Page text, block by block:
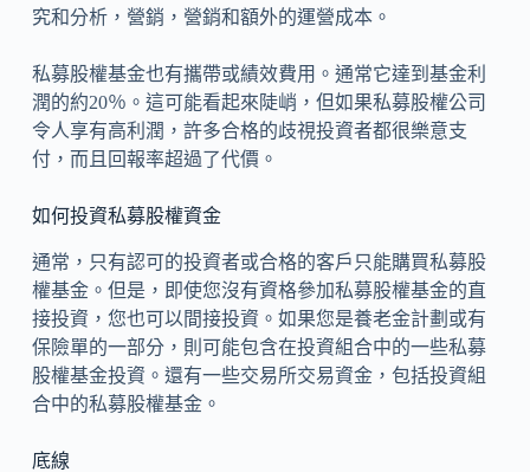
究和分析，營銷，營銷和額外的運營成本。
私募股權基金也有攜帶或績效費用。通常它達到基金利
潤的約20％。這可能看起來陡峭，但如果私募股權公司
令人享有高利潤，許多合格的歧視投資者都很樂意支
付，而且回報率超過了代價。
如何投資私募股權資金
通常，只有認可的投資者或合格的客戶只能購買私募股
權基金。但是，即使您沒有資格參加私募股權基金的直
接投資，您也可以間接投資。如果您是養老金計劃或有
保險單的一部分，則可能包含在投資組合中的一些私募
股權基金投資。還有一些交易所交易資金，包括投資組
合中的私募股權基金。
底線